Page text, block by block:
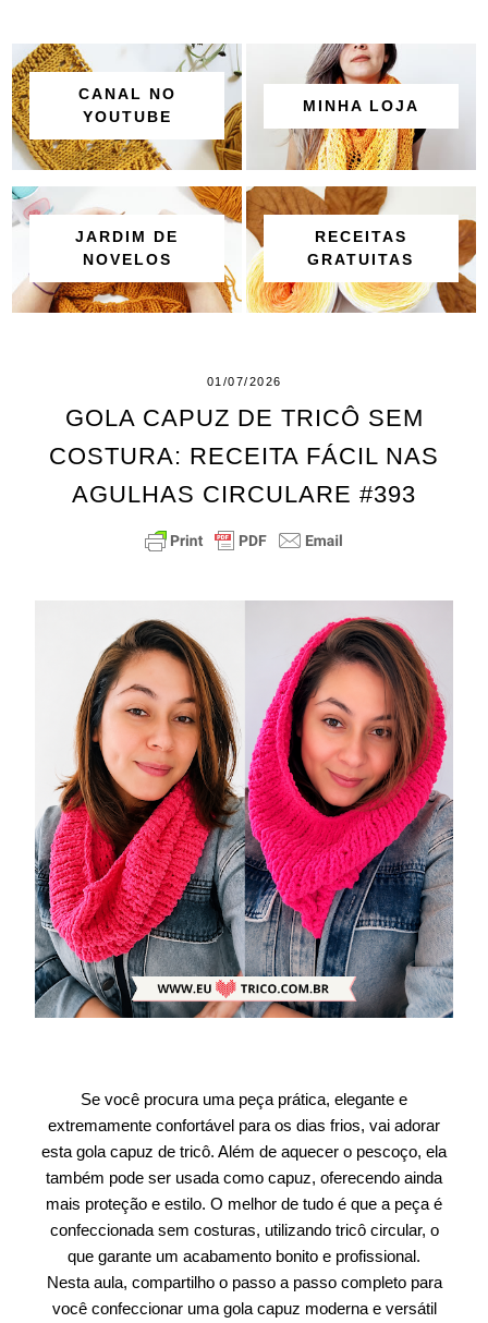
CANAL NO
YOUTUBE
MINHA LOJA
JARDIM DE
NOVELOS
RECEITAS
GRATUITAS
01/07/2026
GOLA CAPUZ DE TRICÔ SEM
COSTURA: RECEITA FÁCIL NAS
AGULHAS CIRCULARE #393
Se você procura uma peça prática, elegante e
extremamente confortável para os dias frios, vai adorar
esta gola capuz de tricô. Além de aquecer o pescoço, ela
também pode ser usada como capuz, oferecendo ainda
mais proteção e estilo. O melhor de tudo é que a peça é
confeccionada sem costuras, utilizando tricô circular, o
que garante um acabamento bonito e profissional.
Nesta aula, compartilho o passo a passo completo para
você confeccionar uma gola capuz moderna e versátil